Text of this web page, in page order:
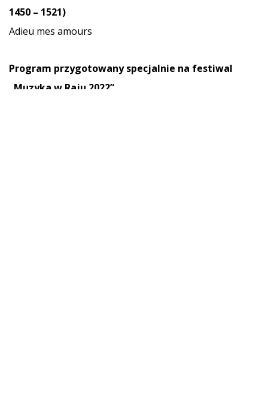
1450 – 1521)
Adieu mes amours
Program przygotowany specjalnie na festiwal
„Muzyka w Raju 2022”.